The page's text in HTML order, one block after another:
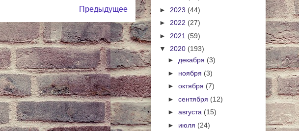
Предыдущее
► 2023 (44)
► 2022 (27)
► 2021 (59)
▼ 2020 (193)
► декабря (3)
► ноября (3)
► октября (7)
► сентября (12)
► августа (15)
► июля (24)